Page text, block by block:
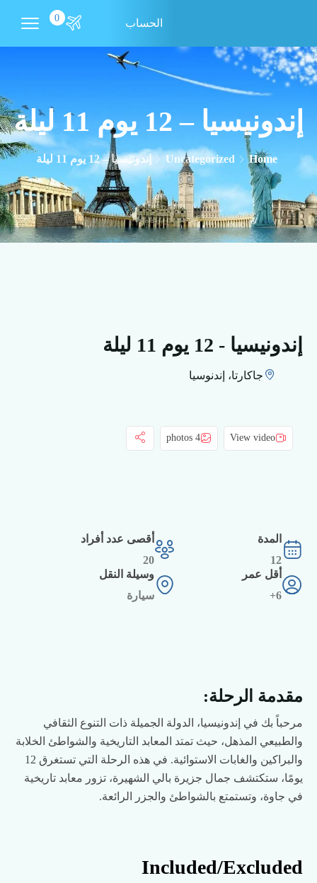
الحساب 0
إندونيسيا – 12 يوم 11 ليلة
Home
Uncategorized إندونيسيا – 12 يوم 11 ليلة
إندونيسيا - 12 يوم 11 ليلة
جاكارتا، إندنوسيا
View video
4 photos
المدة
12
أقصى عدد أفراد
20
أقل عمر
6+
وسيلة النقل
سيارة
مقدمة الرحلة:
مرحباً بك في إندونيسيا، الدولة الجميلة ذات التنوع الثقافي
والطبيعي المذهل، حيث تمتد المعابد التاريخية والشواطئ الخلابة
والبراكين والغابات الاستوائية. في هذه الرحلة التي تستغرق 12
يومًا، ستكتشف جمال جزيرة بالي الشهيرة، تزور معابد تاريخية
في جاوة، وتستمتع بالشواطئ والجزر الرائعة.
Included/Excluded